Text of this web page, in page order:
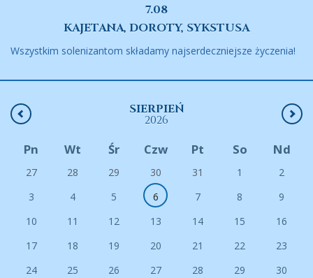
7.08
KAJETANA, DOROTY, SYKSTUSA
Wszystkim solenizantom składamy najserdeczniejsze życzenia!
SIERPIEŃ
2026
Pn Wt Śr Czw Pt So Nd
27 28 29 30 31 1
2
3
4 5 6 7 8
9
10
11 12 13 14 15
16
17
18 19 20 21 22
23
24
25 26 27 28 29
30